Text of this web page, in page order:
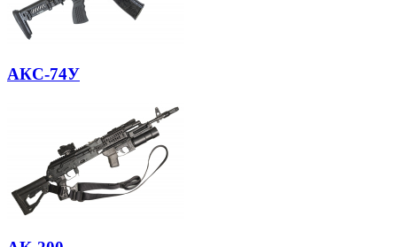
АКС-74У